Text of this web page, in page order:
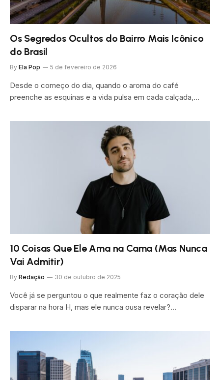
Os Segredos Ocultos do Bairro Mais Icônico
do Brasil
By Ela Pop 5 de fevereiro de 2026
Desde o começo do dia, quando o aroma do café
preenche as esquinas e a vida pulsa em cada calçada,…
10 Coisas Que Ele Ama na Cama (Mas Nunca
Vai Admitir)
By Redação 30 de outubro de 2025
Você já se perguntou o que realmente faz o coração dele
disparar na hora H, mas ele nunca ousa revelar?…